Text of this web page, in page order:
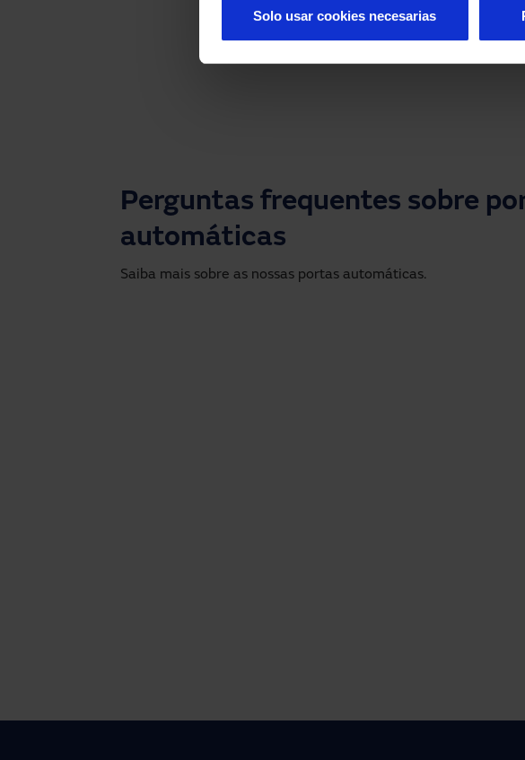
Solo usar cookies necesarias
espaço, edifício ou espaço comercial.
Perguntas frequentes sobre
automáticas
Saiba mais sobre as nossas portas automáticas.